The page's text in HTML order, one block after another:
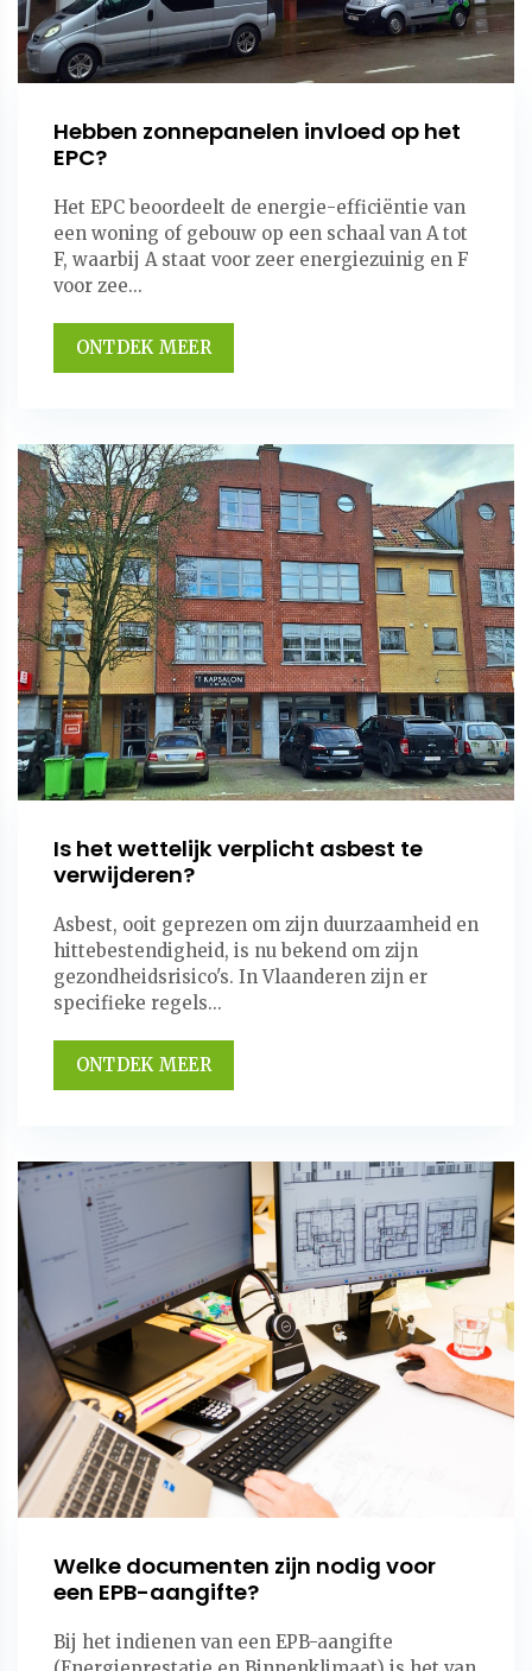
Hebben zonnepanelen invloed op het
EPC?
Het EPC beoordeelt de energie-efficiëntie van
een woning of gebouw op een schaal van A tot
F, waarbij A staat voor zeer energiezuinig en F
voor zee...
ONTDEK MEER
Is het wettelijk verplicht asbest te
verwijderen?
Asbest, ooit geprezen om zijn duurzaamheid en
hittebestendigheid, is nu bekend om zijn
gezondheidsrisico's. In Vlaanderen zijn er
specifieke regels...
ONTDEK MEER
Welke documenten zijn nodig voor
een EPB-aangifte?
Bij het indienen van een EPB-aangifte